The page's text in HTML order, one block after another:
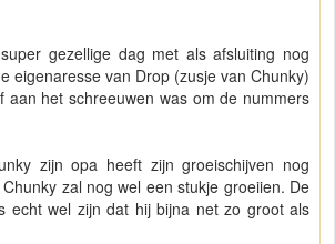
gezellige dag met als afsluiting nog
eigenaresse van Drop (zusje van Chunky)
aan het schreeuwen was om de nummers
zijn opa heeft zijn groeischijven nog
zal nog wel een stukje groeiien. De
echt wel zijn dat hij bijna net zo groot als